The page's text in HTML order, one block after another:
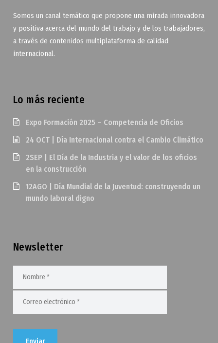
Somos un canal temático que propone una mirada innovadora
y positiva acerca del mundo del trabajo y de los trabajadores,
a través de contenidos multiplataforma de calidad
internacional.
Lo más reciente
Expo Formación 2025 – Competencia de Oficios
24 OCT | Día Internacional contra el Cambio Climático
2SEP | El Día de la Industria y el valor de los oficios
en la construcción
12AGO | Día Mundial de la Juventud: construyendo un
mundo laboral digno
Newsletter